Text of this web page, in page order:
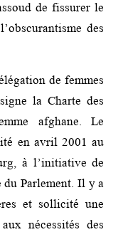
de fissurer le
des
de femmes
la Charte des
afghane. Le
en avril 2001 au
à l’initiative de
du Parlement. Il y a
et sollicité une
nécessités des